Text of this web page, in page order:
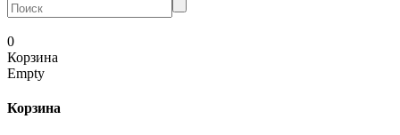
0
Корзина
Empty
Корзина